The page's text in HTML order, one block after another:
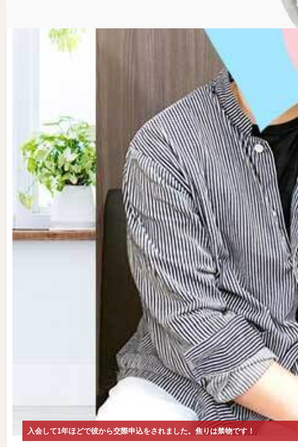
入会して1年ほどで彼から交際申込をされました。焦りは禁物です！